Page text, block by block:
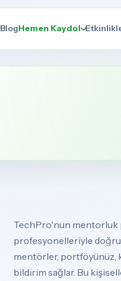
BlogHemen Kaydol
TechPro'nun mentorluk
profesyonelleriyle
mentörler, portföyünüz,
bildirim sağlar. Bu